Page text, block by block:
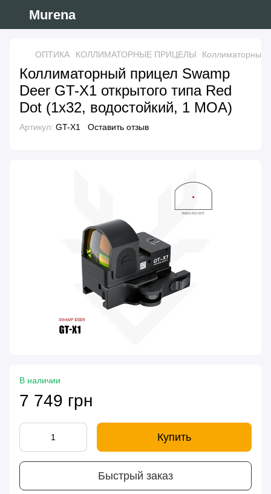
Murena
ОПТИКА КОЛЛИМАТОРНЫЕ ПРИЦЕЛЫ Коллиматорный
Коллиматорный прицел Swamp
Deer GT-X1 открытого типа Red
Dot (1x32, водостойкий, 1 MOA)
Артикул: GT-X1 Оставить отзыв
В наличии
7 749 грн
Купить
Быстрый заказ